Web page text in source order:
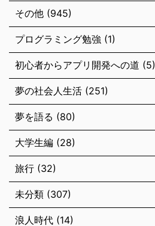
その他 (945)
プログラミング勉強 (1)
初心者からアプリ開発への道 (5)
夢の社会人生活 (251)
夢を語る (80)
大学生編 (28)
旅行 (32)
未分類 (307)
浪人時代 (14)